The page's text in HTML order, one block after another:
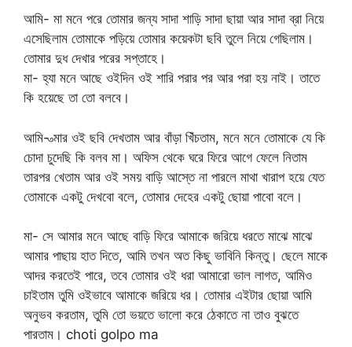
আমি- মা মনে পরে তোমার জন্য সাদা শাড়ি সাদা ছায়া আর সাদা ব্রা নিয়ে
এসেছিলাম তোমাকে পড়িয়ে তোমার কয়েকটা ছবি তুলে নিয়ে গেছিলাম।
তোমার দুধ দেখার পরের সপ্তাহে।
মা- হ্যা মনে আছে ওইদিন ওই শারি পরার পর আর পরা হয় নাই। তাতে
কি হয়েছে তা তো বলবে।
আমি- ত্মার ওই ছবি দেখতাম আর বাঁড়া খিঁচতাম, মনে মনে তোমাকে যে কি
চোদা চুদেছি কি বলব মা। অফিস থেকে ঘরে ফিরে আগে ফেলে নিতাম
তারপর খেতাম আর ওই সময় বাড়ি আস্তে না পারলে মাথা খারাপ হয়ে যেত
তোমাকে একটু দেখবো বলে, তোমার দেহের একটু ছোয়া পাবো বলে।
মা- সে আমার মনে আছে বাড়ি ফিরে আমাকে জরিয়ে ধরতে মাঝে মাঝে
আমার পাছায় হাত দিতে, আমি তখন অত কিছু ভাবিনি কিন্তু। ছেলে মাকে
আদর করতেই পারে, তবে তোমার ওই ধরা আমারো ভাল লাগত, আমিও
চাইতাম তুমি ওইভাবে আমাকে জরিয়ে ধর। তোমার এইটার ছোয়া আমি
অনুভব করতাম, তুমি তো ভয়তে ভালো করে ঠেকাতে না তাও বুঝতে
পারতাম। choti golpo ma